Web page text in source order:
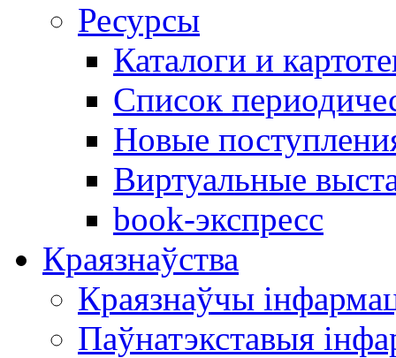
Ресурсы
Каталоги и
Список
Новые
Виртуальные
book-экспресс
Краязнаўства
Краязнаўчы
Паўнатэкставыя